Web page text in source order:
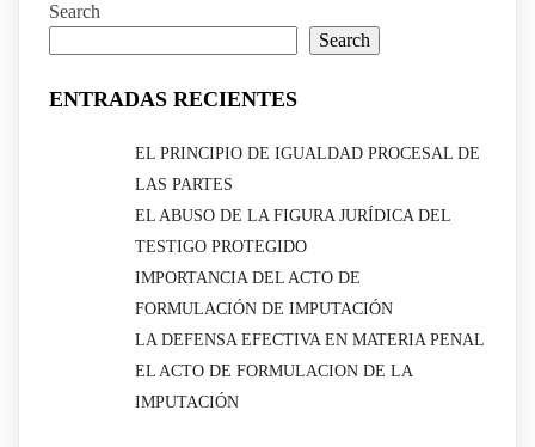
Search
Search
ENTRADAS RECIENTES
EL PRINCIPIO DE IGUALDAD PROCESAL DE
LAS PARTES
EL ABUSO DE LA FIGURA JURÍDICA DEL
TESTIGO PROTEGIDO
IMPORTANCIA DEL ACTO DE
FORMULACIÓN DE IMPUTACIÓN
LA DEFENSA EFECTIVA EN MATERIA PENAL
EL ACTO DE FORMULACION DE LA
IMPUTACIÓN